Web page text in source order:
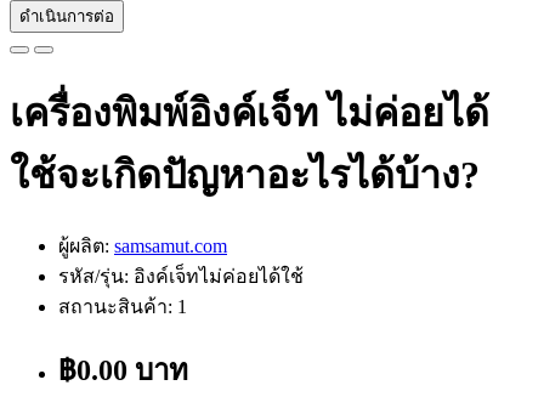
ดำเนินการต่อ
เครื่องพิมพ์อิงค์เจ็ท ไม่ค่อยได้
ใช้จะเกิดปัญหาอะไรได้บ้าง?
ผู้ผลิต: samsamut.com
รหัส/รุ่น: อิงค์เจ็ทไม่ค่อยได้ใช้
สถานะสินค้า: 1
฿0.00 บาท